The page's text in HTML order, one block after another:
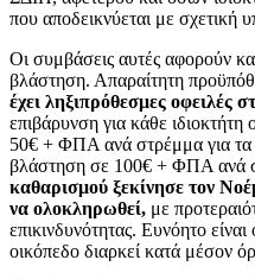
που αποδεικνύεται με σχετική
Οι συμβάσεις αυτές αφορούν
βλάστηση. Απαραίτητη
έχει ληξιπρόθεσμες οφειλές
επιβάρυνση για κάθε
50€ + ΦΠΑ ανά στρέμμα για τα
βλάστηση σε 100€ + ΦΠΑ ανά
καθαρισμού ξεκίνησε τον
να ολοκληρωθεί, με
επικινδυνότητας. Ευνόητο
οικόπεδο διαρκεί κατά μέσον